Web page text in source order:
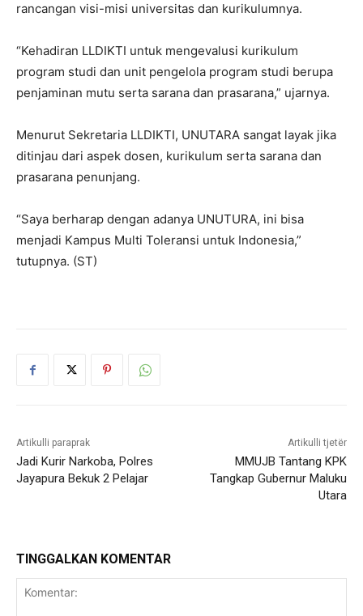
rancangan visi-misi universitas dan kurikulumnya.
“Kehadiran LLDIKTI untuk mengevalusi kurikulum
program studi dan unit pengelola program studi berupa
penjaminan mutu serta sarana dan prasarana,” ujarnya.
Menurut Sekretaria LLDIKTI, UNUTARA sangat layak jika
ditinjau dari aspek dosen, kurikulum serta sarana dan
prasarana penunjang.
“Saya berharap dengan adanya UNUTURA, ini bisa
menjadi Kampus Multi Toleransi untuk Indonesia,”
tutupnya. (ST)
Artikulli paraprak
Jadi Kurir Narkoba, Polres
Jayapura Bekuk 2 Pelajar
Artikulli tjetër
MMUJB Tantang KPK
Tangkap Gubernur Maluku
Utara
TINGGALKAN KOMENTAR